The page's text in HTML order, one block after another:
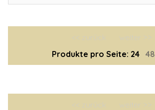
<< zurück
weiter >>
Produkte pro Seite: 24 48
<< zurück
weiter >>